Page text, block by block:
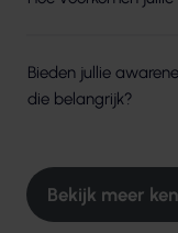
Bieden jullie
die belangrijk?
Bekijk meer